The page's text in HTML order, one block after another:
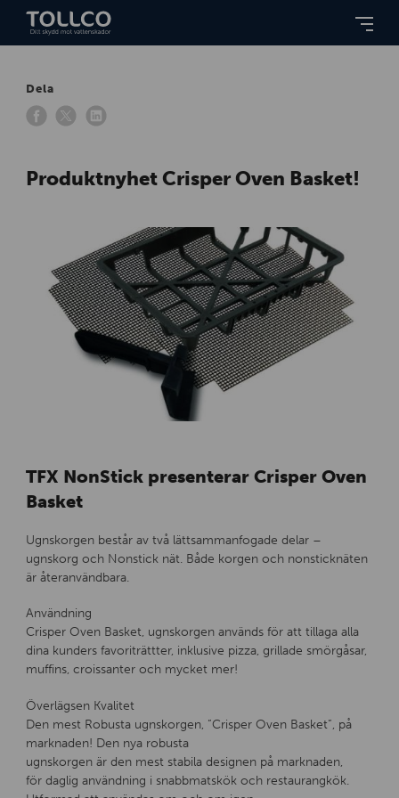
Dela
Produktnyhet Crisper Oven Basket!
TFX NonStick presenterar Crisper Oven
Basket
Ugnskorgen består av två lättsammanfogade delar –
ugnskorg och Nonstick nät. Både korgen och nonsticknäten
är återanvändbara.
Användning
Crisper Oven Basket, ugnskorgen används för att tillaga alla
dina kunders favoriträttter, inklusive pizza, grillade smörgåsar,
muffins, croissanter och mycket mer!
Överlägsen Kvalitet
Den mest Robusta ugnskorgen, ”Crisper Oven Basket”, på
marknaden! Den nya robusta
ugnskorgen är den mest stabila designen på marknaden,
för daglig användning i snabbmatskök och restaurangkök.